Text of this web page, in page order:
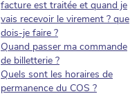
facture est traitée et quand je
vais recevoir le virement ? que
dois-je faire ?
Quand passer ma commande
de billetterie ?
Quels sont les horaires de
permanence du COS ?